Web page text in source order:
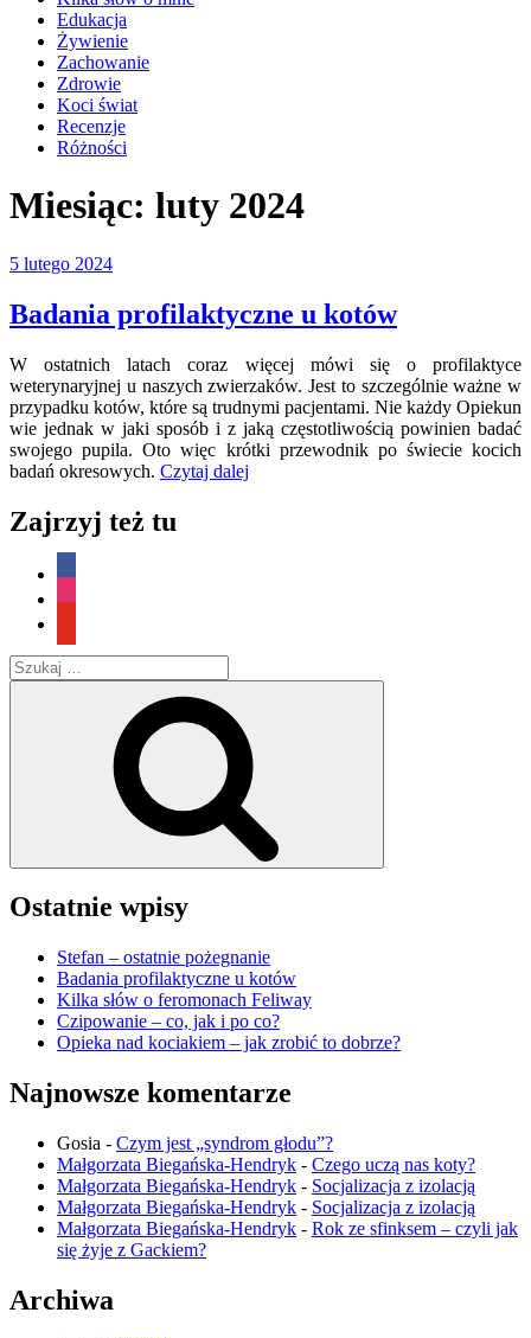
Edukacja
Żywienie
Zachowanie
Zdrowie
Koci świat
Recenzje
Różności
Miesiąc: luty 2024
Opublikowane
5 lutego 2024
Badania profilaktyczne u kotów
W ostatnich latach coraz więcej mówi się o profilaktyce
weterynaryjnej u naszych zwierzaków. Jest to szczególnie ważne w
przypadku kotów, które są trudnymi pacjentami. Nie każdy Opiekun
wie jednak w jaki sposób i z jaką częstotliwością powinien badać
swojego pupila. Oto więc krótki przewodnik po świecie kocich
badań okresowych. Czytaj dalej
Zajrzyj też tu
Szukaj:
Ostatnie wpisy
Stefan – ostatnie pożegnanie
Badania profilaktyczne u kotów
Kilka słów o feromonach Feliway
Czipowanie – co, jak i po co?
Opieka nad kociakiem – jak zrobić to dobrze?
Najnowsze komentarze
Gosia - Czym jest „syndrom głodu”?
Małgorzata Biegańska-Hendryk - Czego uczą nas koty?
Małgorzata Biegańska-Hendryk - Socjalizacja z izolacją
Małgorzata Biegańska-Hendryk - Socjalizacja z izolacją
Małgorzata Biegańska-Hendryk - Rok ze sfinksem – czyli jak
się żyje z Gackiem?
Archiwa